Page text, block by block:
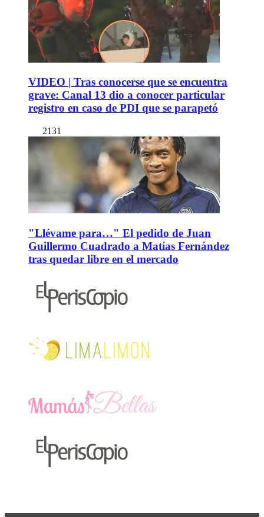
VIDEO | Tras conocerse que se encuentra
grave: Canal 13 dio a conocer particular
registro en caso de PDI que se parapetó
2131
"Llévame para…" El pedido de Juan
Guillermo Cuadrado a Matías Fernández
tras quedar libre en el mercado